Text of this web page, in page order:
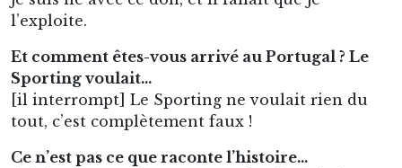
l’exploite.
Et comment êtes-vous arrivé au Portugal ? Le
Sporting voulait…
[il interrompt] Le Sporting ne voulait rien du
tout, c’est complètement faux !
Ce n’est pas ce que raconte l’histoire…